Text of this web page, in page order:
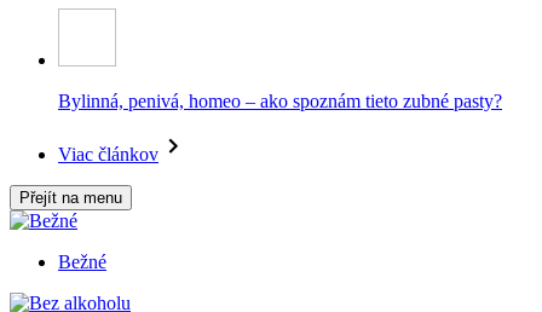
Bylinná, penivá, homeo – ako spoznám tieto zubné pasty?
Viac článkov
Přejít na menu
Bežné